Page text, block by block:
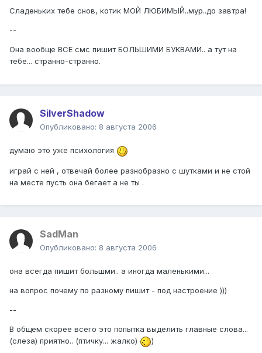
Сладеньких тебе снов, котик МОЙ ЛЮБИМЫЙ..мур..до завтра!
--
Она вообще ВСЕ смс пишит БОЛЬШИМИ БУКВАМИ.. а тут на
тебе... странно-странно.
SilverShadow
Опубликовано: 8 августа 2006
думаю это уже психология
играй с ней , отвечай более разнобразно с шутками и не стой
на месте пусть она бегает а не ты .
SadMan
Опубликовано: 8 августа 2006
она всегда пишит большми.. а иногда маленькими...
на вопрос почему по разному пишит - под настроение )))
--
В общем скорее всего это попытка выделить главные слова...
(слеза) приятно.. (птичку... жалко)
)